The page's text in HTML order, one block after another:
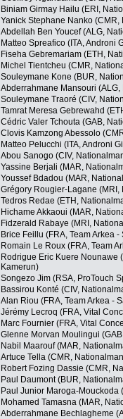
Biniam Girmay Hailu (ERI,
Yanick Stephane Nanko
Abdellah Ben Youcef (ALG,
Matteo Spreafico (ITA, Androni
Fiseha Gebremariam (ETH,
Michel Tientcheu (CMR,
Souleymane Kone (BUR,
Abderrahmane Mansouri
Souleymane Traoré (CIV,
Tamrat Meresa Gebrewahd
Cédric Valer Tchouta (GAB,
Clovis Kamzong Abessolo
Matteo Pelucchi (ITA, Androni
Abou Sanogo (CIV,
Yassine Berjali (MAR,
Youssef Bdadou (MAR,
Grégory Rougier-Lagane
Tedros Redae (ETH,
Hichame Akkaoui (MAR,
Fidzerald Rabaye (MRI,
Brice Feillu (FRA, Team Arkea -
Romain Le Roux (FRA, Team
Rodrigue Eric Kuere Nounawe
Kamerun)
Songezo Jim (RSA, ProTouch
Bassirou Konté (CIV,
Alan Riou (FRA, Team Arkea -
Jérémy Lecroq (FRA, Vital
Marc Fournier (FRA, Vital
Glenne Morvan Moulingui
Nabil Maarouf (MAR,
Artuce Tella (CMR,
Robert Fozing Dassie (CMR,
Paul Daumont (BUR,
Paul Junior Maroga-Mouckoda
Mohamed Tamasna (MAR,
Abderrahmane Bechlagheme